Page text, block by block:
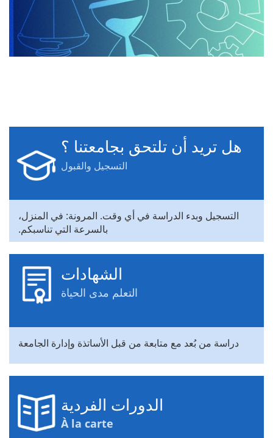
هل تريد أن تلتحق بجامعتنا ؟
التسجيل والقبول
التسجيل وبدء الدراسة في أي وقت. المرونة: في المنزل،
بالسرعة التي تناسبكم.
الشهادات
التعلم مدى الحياة
دراسة من بُعد مع متابعة من قبل الأساتذة وإدارة الجامعة
الدورات الفردية
À la carte